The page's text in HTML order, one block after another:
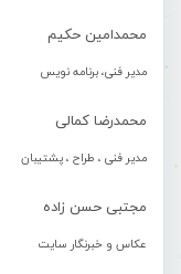
محمدامین حکیم
مدیر فنی، برنامه نویس
محمدرضا کمالی
مدیر فنی ، طراح ، پشتیبان
مجتبی حسن زاده
عکاس و خبرنگار سایت